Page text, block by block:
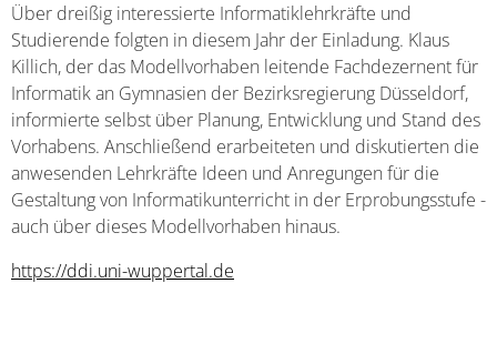
Über dreißig interessierte Informatiklehrkräfte und
Studierende folgten in diesem Jahr der Einladung. Klaus
Killich, der das Modellvorhaben leitende Fachdezernent für
Informatik an Gymnasien der Bezirksregierung Düsseldorf,
informierte selbst über Planung, Entwicklung und Stand des
Vorhabens. Anschließend erarbeiteten und diskutierten die
anwesenden Lehrkräfte Ideen und Anregungen für die
Gestaltung von Informatikunterricht in der Erprobungsstufe -
auch über dieses Modellvorhaben hinaus.
https://ddi.uni-wuppertal.de